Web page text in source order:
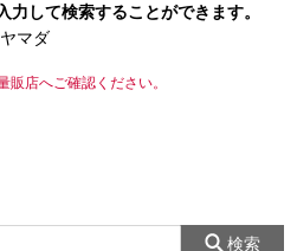
力して検索することができます。
マダ
店へご確認ください。
検索